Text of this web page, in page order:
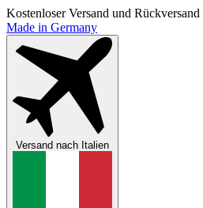
Kostenloser Versand und Rückversand
Made in Germany
Versand nach Italien